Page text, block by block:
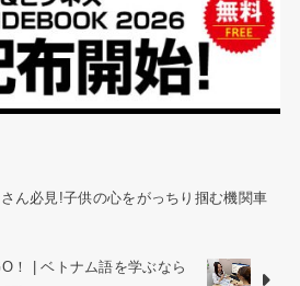
ん必見!子供の心をがっちり掴む機関車
！ | ベトナム語を学ぶなら